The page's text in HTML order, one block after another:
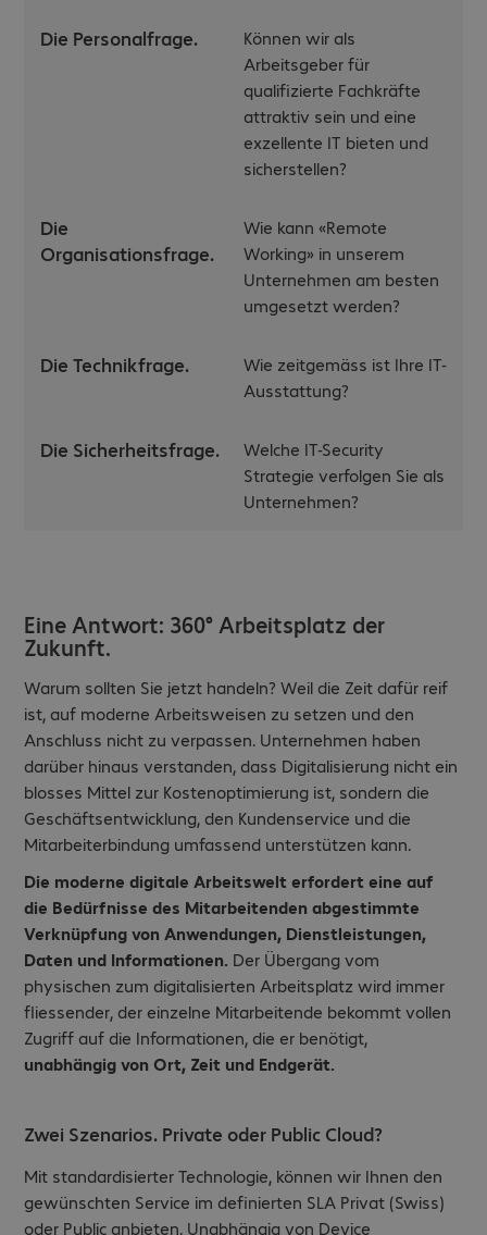
Die Personalfrage.
Können wir als
Arbeitsgeber für
qualifizierte Fachkräfte
attraktiv sein und eine
exzellente IT bieten und
sicherstellen?
Die
Organisationsfrage.
Wie kann «Remote
Working» in unserem
Unternehmen am besten
umgesetzt werden?
Die Technikfrage.
Wie zeitgemäss ist Ihre IT-
Ausstattung?
Die Sicherheitsfrage.
Welche IT-Security
Strategie verfolgen Sie als
Unternehmen?
Eine Antwort: 360° Arbeitsplatz der
Zukunft.
Warum sollten Sie jetzt handeln? Weil die Zeit dafür reif
ist, auf moderne Arbeitsweisen zu setzen und den
Anschluss nicht zu verpassen. Unternehmen haben
darüber hinaus verstanden, dass Digitalisierung nicht ein
blosses Mittel zur Kostenoptimierung ist, sondern die
Geschäftsentwicklung, den Kundenservice und die
Mitarbeiterbindung umfassend unterstützen kann.
Die moderne digitale Arbeitswelt erfordert eine auf
die Bedürfnisse des Mitarbeitenden abgestimmte
Verknüpfung von Anwendungen, Dienstleistungen,
Daten und Informationen. Der Übergang vom
physischen zum digitalisierten Arbeitsplatz wird immer
fliessender, der einzelne Mitarbeitende bekommt vollen
Zugriff auf die Informationen, die er benötigt,
unabhängig von Ort, Zeit und Endgerät.
Zwei Szenarios. Private oder Public Cloud?
Mit standardisierter Technologie, können wir Ihnen den
gewünschten Service im definierten SLA Privat (Swiss)
oder Public anbieten. Unabhängig von Device